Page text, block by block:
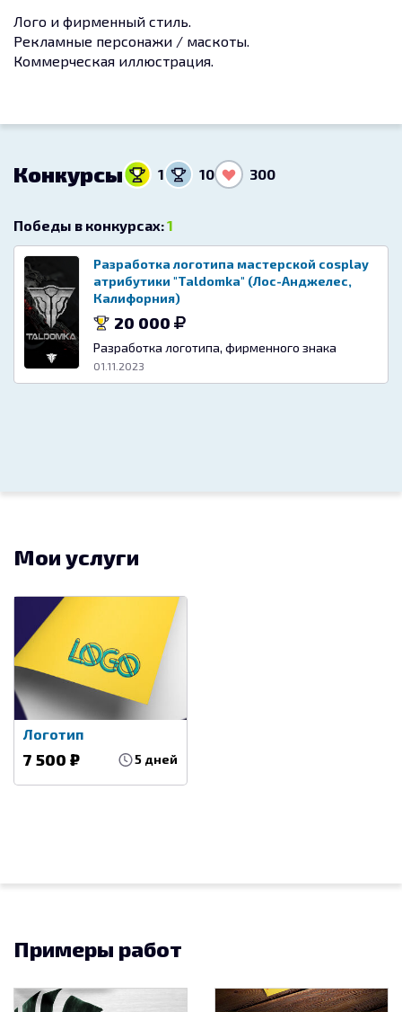
Лого и фирменный стиль.
Рекламные персонажи / маскоты.
Коммерческая иллюстрация.
Конкурсы 1 10 300
Победы в конкурсах:1
Разработка логотипа мастерской cosplay
атрибутики "Taldomka" (Лос-Анджелес,
Калифорния)
20 000
Разработка логотипа, фирменного знака
01.11.2023
Мои услуги
Логотип
7 500 ₽ 5 дней
Примеры работ